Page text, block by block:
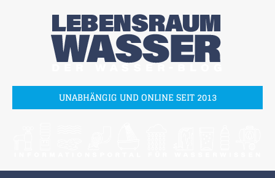
UNABHÄNGIG UND ONLINE SEIT 2013